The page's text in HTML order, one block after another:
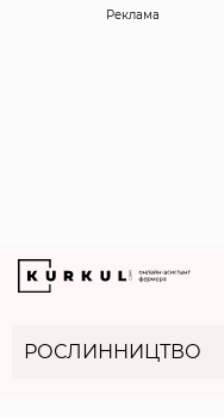
Реклама
РОСЛИННИЦТВО